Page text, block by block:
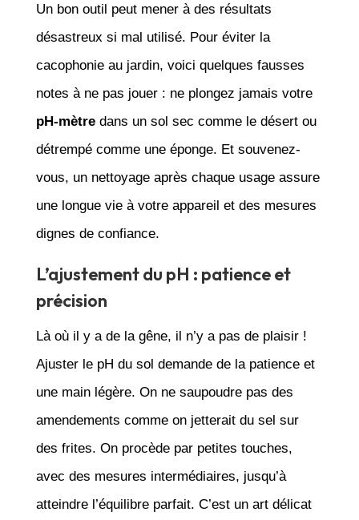
Un bon outil peut mener à des résultats
désastreux si mal utilisé. Pour éviter la
cacophonie au jardin, voici quelques fausses
notes à ne pas jouer : ne plongez jamais votre
pH-mètredans un sol sec comme le désert ou
détrempé comme une éponge. Et souvenez-
vous, un nettoyage après chaque usage assure
une longue vie à votre appareil et des mesures
dignes de confiance.
L’ajustement du pH : patience et
précision
Là où il y a de la gêne, il n’y a pas de plaisir !
Ajuster le pH du sol demande de la patience et
une main légère. On ne saupoudre pas des
amendements comme on jetterait du sel sur
des frites. On procède par petites touches,
avec des mesures intermédiaires, jusqu’à
atteindre l’équilibre parfait. C’est un art délicat